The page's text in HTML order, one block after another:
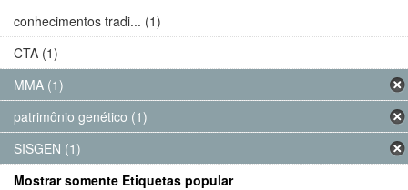
conhecimentos tradi... (1)
CTA (1)
MMA (1)
patrimônio genético (1)
SISGEN (1)
Mostrar somente Etiquetas popular